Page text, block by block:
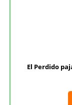
El Perdido